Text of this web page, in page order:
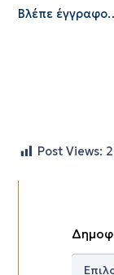
Βλέπε
Post Views: